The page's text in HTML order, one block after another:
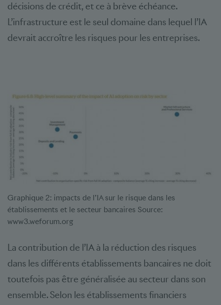
décisions de crédit, et ce à brève échéance.
L’infrastructure est le seul domaine dans lequel l’IA
devrait accroître les risques pour les entreprises.
Graphique 2: impacts de l’IA sur le risque dans les
établissements et le secteur bancaires Source:
www3.weforum.org
La contribution de l’IA à la réduction des risques
dans les différents établissements bancaires ne doit
toutefois pas être généralisée au secteur dans son
ensemble. Selon les établissements financiers